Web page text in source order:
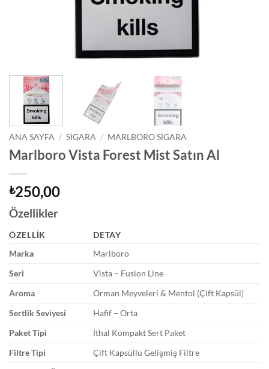
ANA SAYFA / SIGARA / MARLBORO SIGARA
Marlboro Vista Forest Mist Satın Al
₺250,00
Özellikler
ÖZELLIK
DETAY
Marka
Marlboro
Seri
Vista – Fusion Line
Aroma
Orman Meyveleri & Mentol (Çift Kapsül)
Sertlik Seviyesi
Hafif – Orta
Paket Tipi
İthal Kompakt Sert Paket
Filtre Tipi
Çift Kapsüllü Gelişmiş Filtre